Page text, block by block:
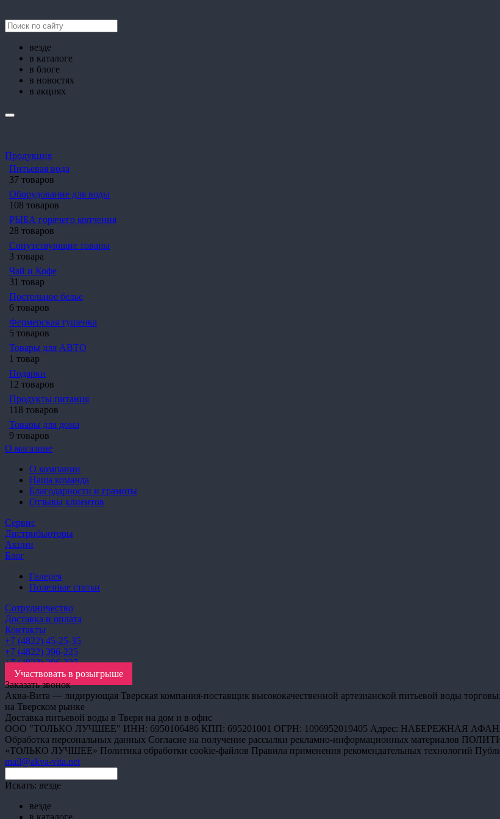
везде
в каталоге
в блоге
в новостях
в акциях
Продукция
Питьевая вода
37 товаров
Оборудование для воды
108 товаров
РЫБА горячего копчения
28 товаров
Сопутствующие товары
3 товара
Чай и Кофе
31 товар
Постельное белье
6 товаров
Фермерская тушенка
5 товаров
Товары для АВТО
1 товар
Подарки
12 товаров
Продукты питания
118 товаров
Товары для дома
9 товаров
О магазине
О компании
Наша команда
Благодарности и грамоты
Отзывы клиентов
Сервис
Дистрибьюторы
Акции
Блог
Галерея
Полезные статьи
Сотрудничество
Доставка и оплата
Контакты
+7 (4822) 45-25-35
+7 (4822) 396-225
+7 (4822) 396-227
Участвовать в розыгрыше
Заказать звонок
Аква-Вита — лидирующая Тверская компания-поставщик высококачественной артезианской питьевой воды
на Тверском рынке
Доставка питьевой воды в Твери на дом и в офис
ООО "ТОЛЬКО ЛУЧШЕЕ" ИНН: 6950106486 КПП: 695201001 ОГРН: 1096952019405 Адрес: НАБЕРЕЖНАЯ
Обработка персональных данных Согласие на получение рассылки рекламно-информационных материалов
«ТОЛЬКО ЛУЧШЕЕ» Политика обработки cookie-файлов Правила применения рекомендательных технологий
mail@akva-vita.net
Искать: везде
везде
в каталоге